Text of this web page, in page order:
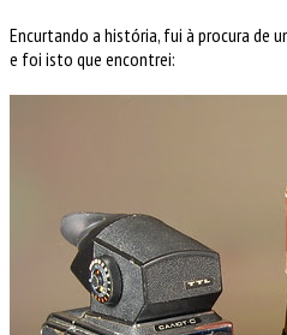
Encurtando a história, fui à procura de
e foi isto que encontrei: